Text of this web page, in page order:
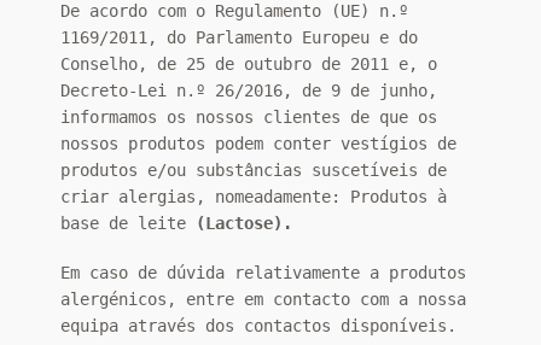
De acordo com o Regulamento (UE) n.º
1169/2011, do Parlamento Europeu e do
Conselho, de 25 de outubro de 2011 e, o
Decreto-Lei n.º 26/2016, de 9 de junho,
informamos os nossos clientes de que os
nossos produtos podem conter vestígios de
produtos e/ou substâncias suscetíveis de
criar alergias, nomeadamente: Produtos à
base de leite
(Lactose).
Em caso de dúvida relativamente a produtos
alergénicos, entre em contacto com a nossa
equipa através dos contactos disponíveis.